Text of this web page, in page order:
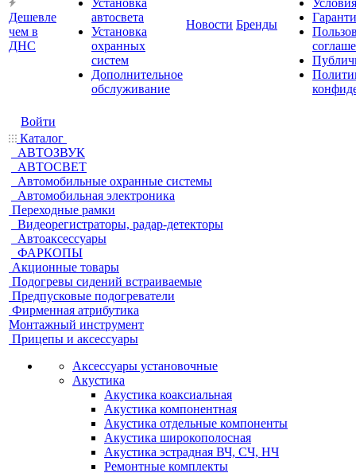
Дешевле
чем в
ДНС
Установка
автосвета
Установка
охранных
систем
Дополнительное
обслуживание
Новости Бренды
Войти
Каталог
АВТОЗВУК
АВТОСВЕТ
Автомобильные охранные системы
Автомобильная электроника
Переходные рамки
Видеорегистраторы, радар-детекторы
Автоаксессуары
ФАРКОПЫ
Акционные товары
Подогревы сидений встраиваемые
Предпусковые подогреватели
Фирменная атрибутика
Монтажный инструмент
Прицепы и аксессуары
Аксессуары установочные
Акустика
Акустика коаксиальная
Акустика компонентная
Акустика отдельные компоненты
Акустика широкополосная
Акустика эстрадная ВЧ, СЧ, НЧ
Ремонтные комплекты